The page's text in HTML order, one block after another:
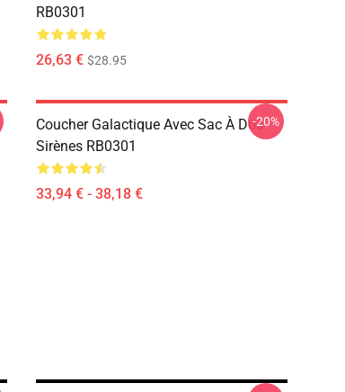
RB0301
26,63 € $28.95
Coucher Galactique Avec Sac À Dos
Sirènes RB0301
33,94 € - 38,18 €
-20%